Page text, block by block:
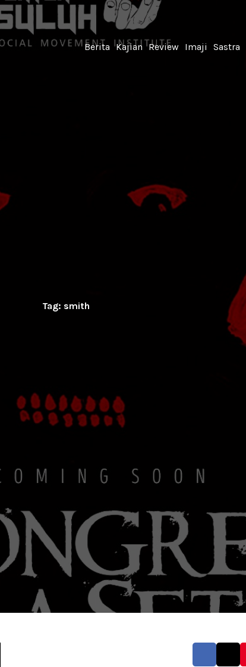
Berita Kajian Review Imaji Sastra
Tag: smith